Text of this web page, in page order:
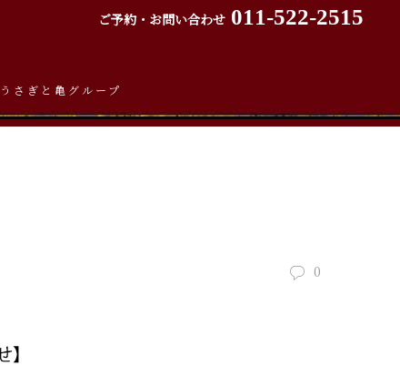
ご予約・お問い合わせ 011-522-2515
うさぎと亀グループ
0